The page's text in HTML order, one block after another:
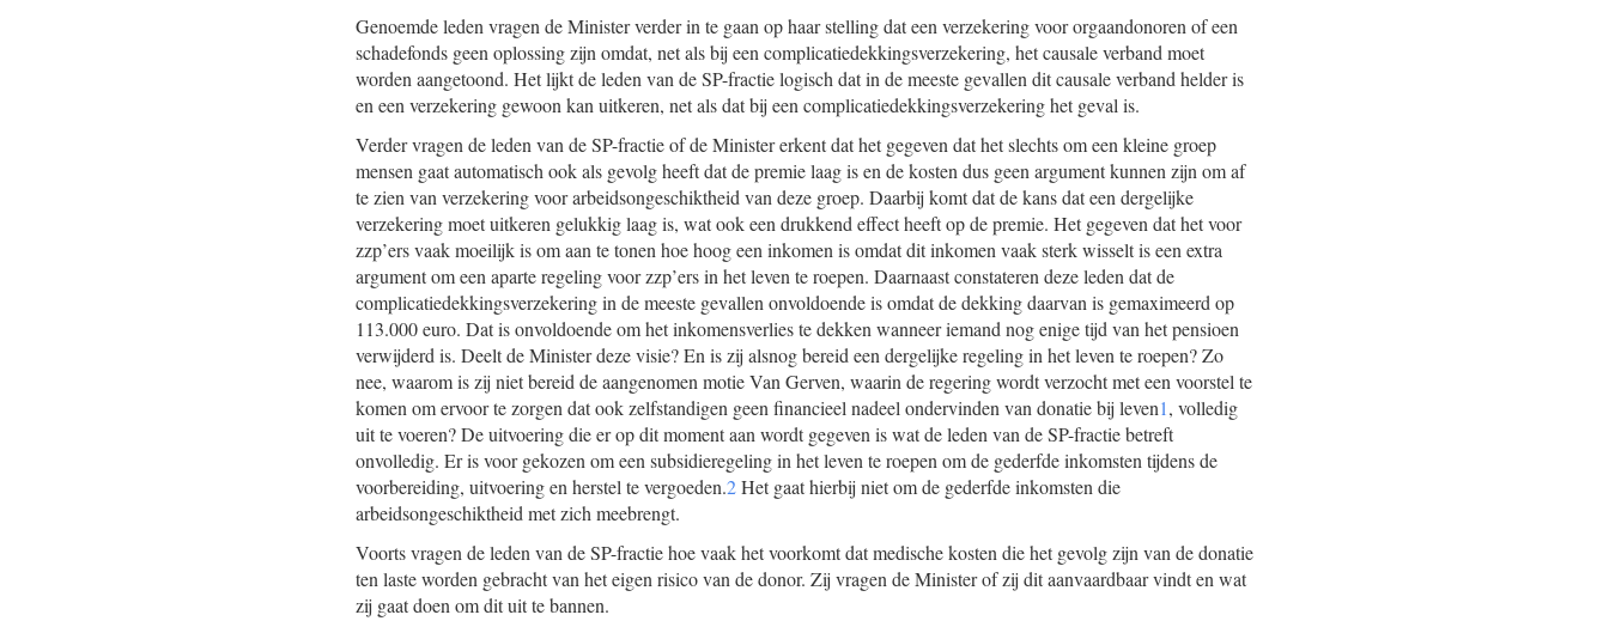
Genoemde leden vragen de Minister verder in te gaan op haar stelling dat een verzekering voor orgaandonoren of een
schadefonds geen oplossing zijn omdat, net als bij een complicatiedekkingsverzekering, het causale verband moet
worden aangetoond. Het lijkt de leden van de SP-fractie logisch dat in de meeste gevallen dit causale verband helder is
en een verzekering gewoon kan uitkeren, net als dat bij een complicatiedekkingsverzekering het geval is.
Verder vragen de leden van de SP-fractie of de Minister erkent dat het gegeven dat het slechts om een kleine groep
mensen gaat automatisch ook als gevolg heeft dat de premie laag is en de kosten dus geen argument kunnen zijn om af
te zien van verzekering voor arbeidsongeschiktheid van deze groep. Daarbij komt dat de kans dat een dergelijke
verzekering moet uitkeren gelukkig laag is, wat ook een drukkend effect heeft op de premie. Het gegeven dat het voor
zzp’ers vaak moeilijk is om aan te tonen hoe hoog een inkomen is omdat dit inkomen vaak sterk wisselt is een extra
argument om een aparte regeling voor zzp’ers in het leven te roepen. Daarnaast constateren deze leden dat de
complicatiedekkingsverzekering in de meeste gevallen onvoldoende is omdat de dekking daarvan is gemaximeerd op
113.000 euro. Dat is onvoldoende om het inkomensverlies te dekken wanneer iemand nog enige tijd van het pensioen
verwijderd is. Deelt de Minister deze visie? En is zij alsnog bereid een dergelijke regeling in het leven te roepen? Zo
nee, waarom is zij niet bereid de aangenomen motie Van Gerven, waarin de regering wordt verzocht met een voorstel te
komen om ervoor te zorgen dat ook zelfstandigen geen financieel nadeel ondervinden van donatie bij leven1, volledig
uit te voeren? De uitvoering die er op dit moment aan wordt gegeven is wat de leden van de SP-fractie betreft
onvolledig. Er is voor gekozen om een subsidieregeling in het leven te roepen om de gederfde inkomsten tijdens de
voorbereiding, uitvoering en herstel te vergoeden.2Het gaat hierbij niet om de gederfde inkomsten die
arbeidsongeschiktheid met zich meebrengt.
Voorts vragen de leden van de SP-fractie hoe vaak het voorkomt dat medische kosten die het gevolg zijn van de donatie
ten laste worden gebracht van het eigen risico van de donor. Zij vragen de Minister of zij dit aanvaardbaar vindt en wat
zij gaat doen om dit uit te bannen.